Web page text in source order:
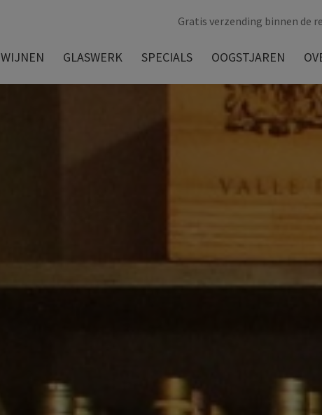
Gratis verzending binnen de
WIJNEN GLASWERK SPECIALS OOGSTJAREN